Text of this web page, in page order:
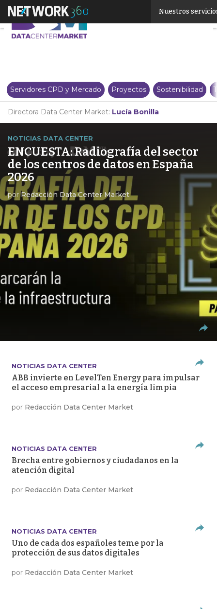
Nuestros
Servidores CPD y Mercado Proyectos Sostenibilidad
Directora Data Center Market: Lucía Bonilla
NOTICIAS DATA CENTER
ENCUESTA: Radiografía del sector
de los centros de datos en España
2026
porRedacción Data Center Market
NOTICIAS DATA CENTER
ABB invierte en LevelTen Energy para impulsar
el acceso empresarial a la energía limpia
por Redacción Data Center Market
NOTICIAS DATA CENTER
Brecha entre gobiernos y ciudadanos en la
atención digital
por Redacción Data Center Market
NOTICIAS DATA CENTER
Uno de cada dos españoles teme por la
protección de sus datos digitales
por Redacción Data Center Market